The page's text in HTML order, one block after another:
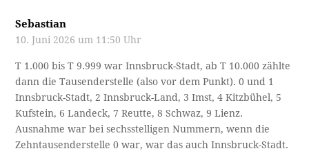
Sebastian
10. Juni 2026 um 11:50 Uhr
T 1.000 bis T 9.999 war Innsbruck-Stadt, ab T 10.000 zählte
dann die Tausenderstelle (also vor dem Punkt). 0 und 1
Innsbruck-Stadt, 2 Innsbruck-Land, 3 Imst, 4 Kitzbühel, 5
Kufstein, 6 Landeck, 7 Reutte, 8 Schwaz, 9 Lienz.
Ausnahme war bei sechsstelligen Nummern, wenn die
Zehntausenderstelle 0 war, war das auch Innsbruck-Stadt.